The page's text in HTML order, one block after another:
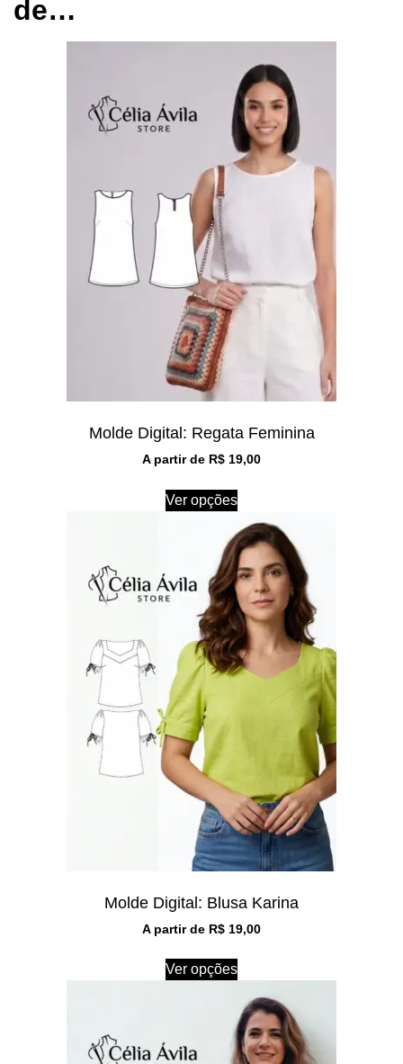
de…
Molde Digital: Regata Feminina
A partir de R$ 19,00
Ver opções
Molde Digital: Blusa Karina
A partir de R$ 19,00
Ver opções